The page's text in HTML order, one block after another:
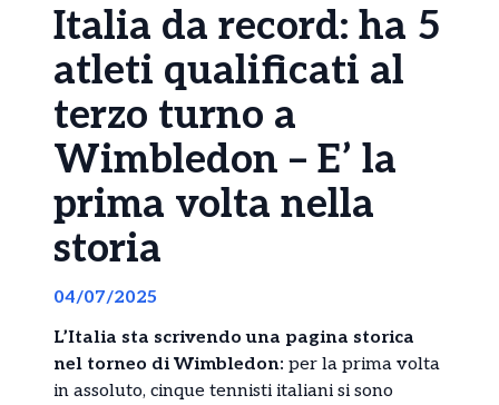
Italia da record: ha 5
atleti qualificati al
terzo turno a
Wimbledon – E’ la
prima volta nella
storia
04/07/2025
L’Italia sta scrivendo una pagina storica
nel torneo di Wimbledon: per la prima volta
in assoluto, cinque tennisti italiani si sono